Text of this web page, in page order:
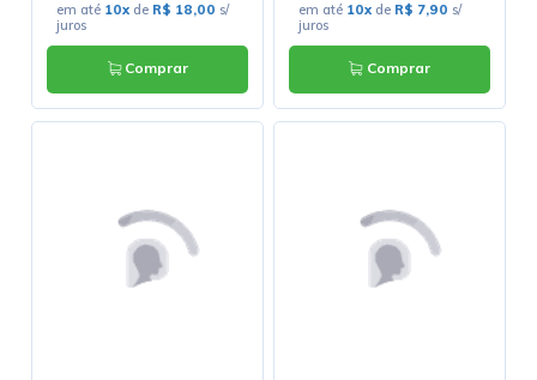
em até 10x de R$ 18,00 s/
juros
Comprar
em até 10x de R$ 7,90 s/
juros
Comprar